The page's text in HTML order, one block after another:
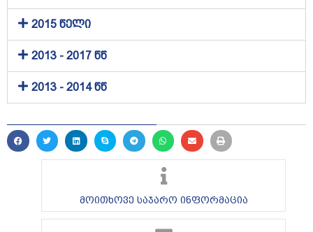
2015 წელი
2013 - 2017 წწ
2013 - 2014 წწ
მოითხოვე საჯარო ინფორმაცია